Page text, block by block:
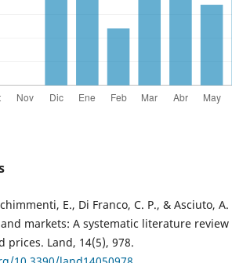
E., Di Franco, C. P., & Asciuto, A.
markets: A systematic literature review
prices. Land, 14(5), 978.